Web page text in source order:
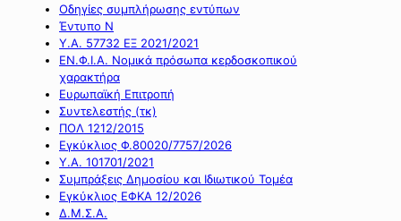
Οδηγίες συμπλήρωσης εντύπων
Έντυπο Ν
Υ.Α. 57732 ΕΞ 2021/2021
ΕΝ.Φ.Ι.Α. Νομικά πρόσωπα κερδοσκοπικού
χαρακτήρα
Ευρωπαϊκή Επιτροπή
Συντελεστής (τκ)
ΠΟΛ 1212/2015
Εγκύκλιος Φ.80020/7757/2026
Υ.Α. 101701/2021
Συμπράξεις Δημοσίου και Ιδιωτικού Τομέα
Εγκύκλιος ΕΦΚΑ 12/2026
Δ.Μ.Σ.Α.